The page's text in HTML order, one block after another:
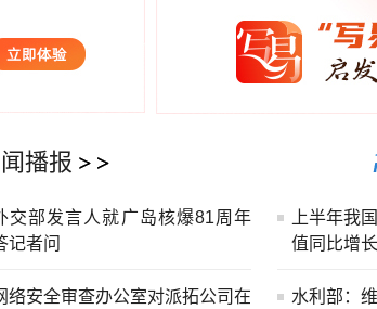
播报
交部发言人就广岛核爆81周年
记者问
上半年我
值同比增
络安全审查办公室对派拓公司在
水利部：